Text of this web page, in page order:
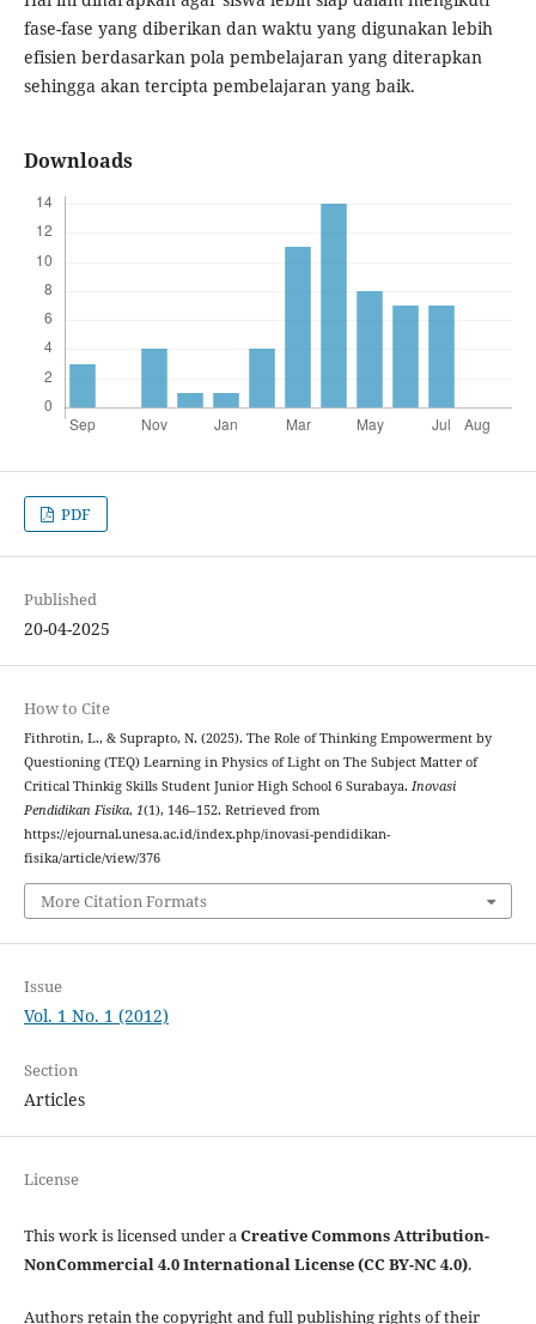
fase-fase yang diberikan dan waktu yang digunakan lebih
efisien berdasarkan pola pembelajaran yang diterapkan
sehingga akan tercipta pembelajaran yang baik.
Downloads
PDF
Published
20-04-2025
How to Cite
Fithrotin, L., & Suprapto, N. (2025). The Role of Thinking Empowerment by
Questioning (TEQ) Learning in Physics of Light on The ‎Subject Matter of
Critical Thinkig Skills Student Junior High School 6 Surabaya. Inovasi
Pendidikan Fisika, 1(1), 146–152. Retrieved from
https://ejournal.unesa.ac.id/index.php/inovasi-pendidikan-
fisika/article/view/376
More Citation Formats
Issue
Vol. 1 No. 1 (2012)
Section
Articles
License
This work is licensed under aCreative Commons Attribution-
NonCommercial 4.0 International License (CC BY-NC 4.0).
Authors retain the copyright and full publishing rights of their